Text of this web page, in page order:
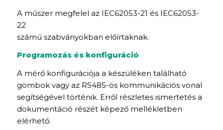
A műszer megfelel az IEC62053-21 és IEC62053-
22
számú szabványokban előírtaknak.
Programozás és konfiguráció
A mérő konfigurációja a készüléken található
gombok vagy az RS485-ös kommunikációs vonal
segítségével történik. Erről részletes ismertetés a
dokumentáció részét képező mellékletben
elérhető.